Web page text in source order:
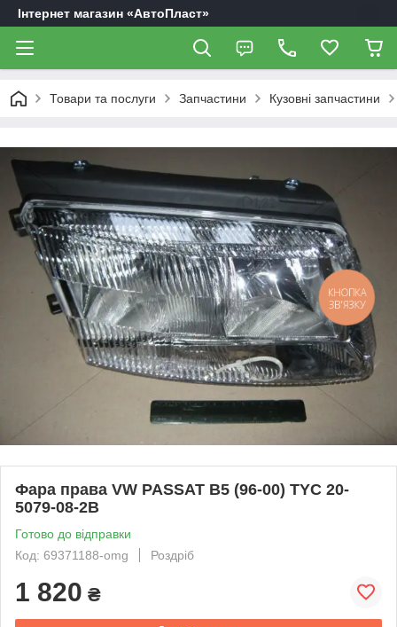
Інтернет магазин «АвтоПласт»
Товари та послуги Запчастини Кузовні запчастини
Фара права VW PASSAT B5 (96-00) TYC 20-
5079-08-2B
Готово до відправки
Код: 69371188-omg
Роздріб
1 820 ₴
КНОПКА
ЗВ'ЯЗКУ